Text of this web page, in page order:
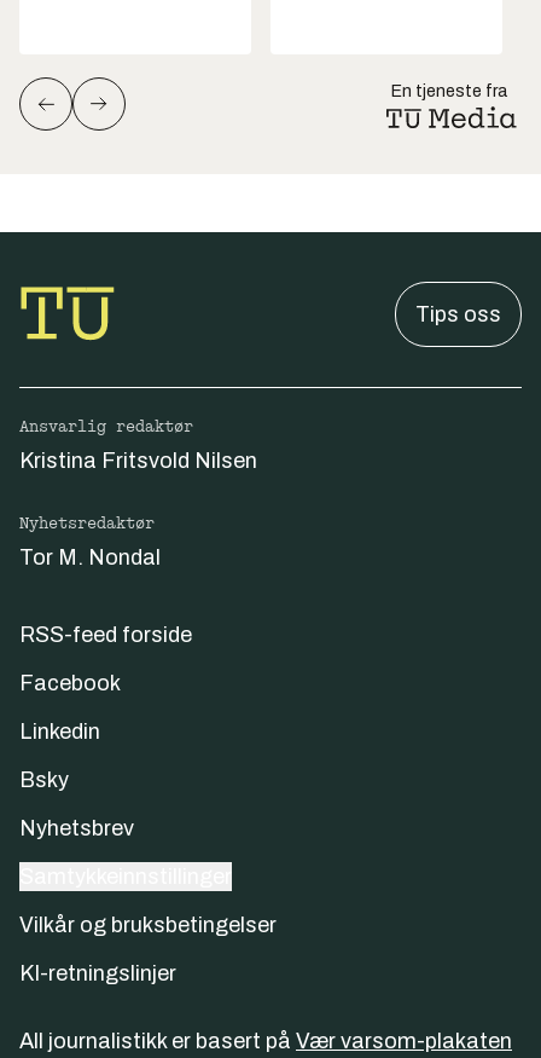
En tjeneste fra
Tips oss
Ansvarlig redaktør
Kristina Fritsvold Nilsen
Nyhetsredaktør
Tor M. Nondal
RSS-feed forside
Facebook
Linkedin
Bsky
Nyhetsbrev
Vilkår og bruksbetingelser
KI-retningslinjer
All journalistikk er basert på Vær varsom-plakaten